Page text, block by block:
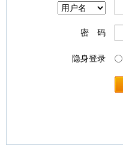
密 码
隐身登录